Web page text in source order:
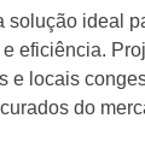
solução ideal
eficiência.
e locais
do